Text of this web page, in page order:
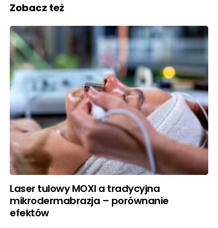
Zobacz też
Laser tulowy MOXI a tradycyjna
mikrodermabrazja – porównanie
efektów